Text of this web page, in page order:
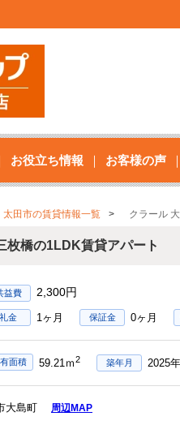
お役立ち情報 お客様の声
太田市の賃貸情報一覧 クラール
橋の1LDK賃貸アパート
2,300円
礼金 1ヶ月 保証金 0ヶ月
面積 59.21ｍ2 築年月 2025
大島町 周辺MAP